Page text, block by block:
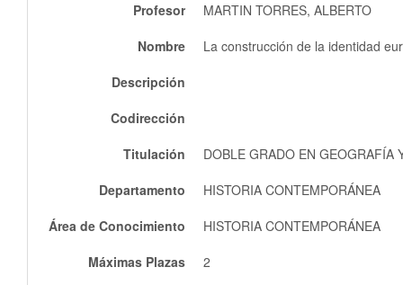
Profesor
MARTIN TORRES, ALBERTO
Nombre
La construcción de la identidad
Descripción
Codirección
Titulación
DOBLE GRADO EN GEOGRAFÍA
Departamento
HISTORIA CONTEMPORÁNEA
Área de Conocimiento
HISTORIA CONTEMPORÁNEA
Máximas Plazas
2